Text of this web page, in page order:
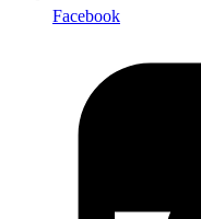
Facebook